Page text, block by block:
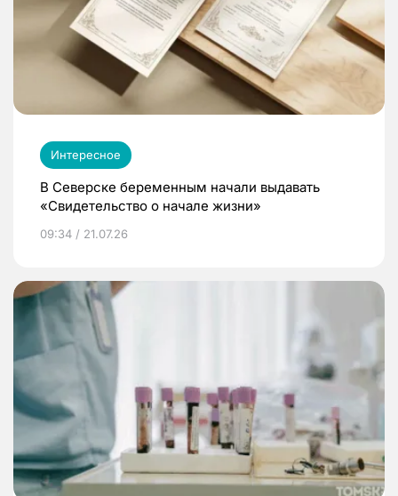
Интересное
В Северске беременным начали выдавать
«Свидетельство о начале жизни»
09:34 / 21.07.26